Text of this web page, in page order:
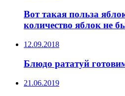
Вот такая польза
количество яблок не
12.09.2018
Блюдо рататуй
21.06.2019